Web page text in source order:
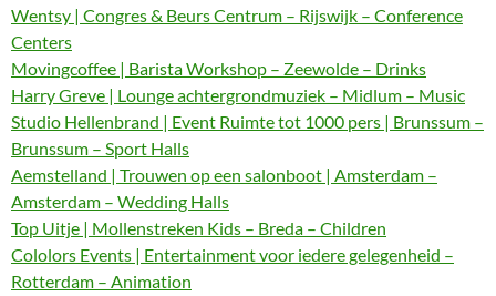
Wentsy | Congres & Beurs Centrum – Rijswijk – Conference
Centers
Movingcoffee | Barista Workshop – Zeewolde – Drinks
Harry Greve | Lounge achtergrondmuziek – Midlum – Music
Studio Hellenbrand | Event Ruimte tot 1000 pers | Brunssum –
Brunssum – Sport Halls
Aemstelland | Trouwen op een salonboot | Amsterdam –
Amsterdam – Wedding Halls
Top Uitje | Mollenstreken Kids – Breda – Children
Cololors Events | Entertainment voor iedere gelegenheid –
Rotterdam – Animation